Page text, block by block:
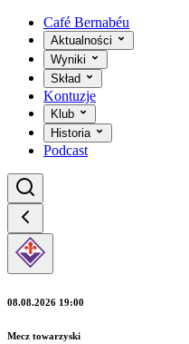
Café Bernabéu
Aktualności
Wyniki
Skład
Kontuzje
Klub
Historia
Podcast
08.08.2026 19:00
Mecz towarzyski